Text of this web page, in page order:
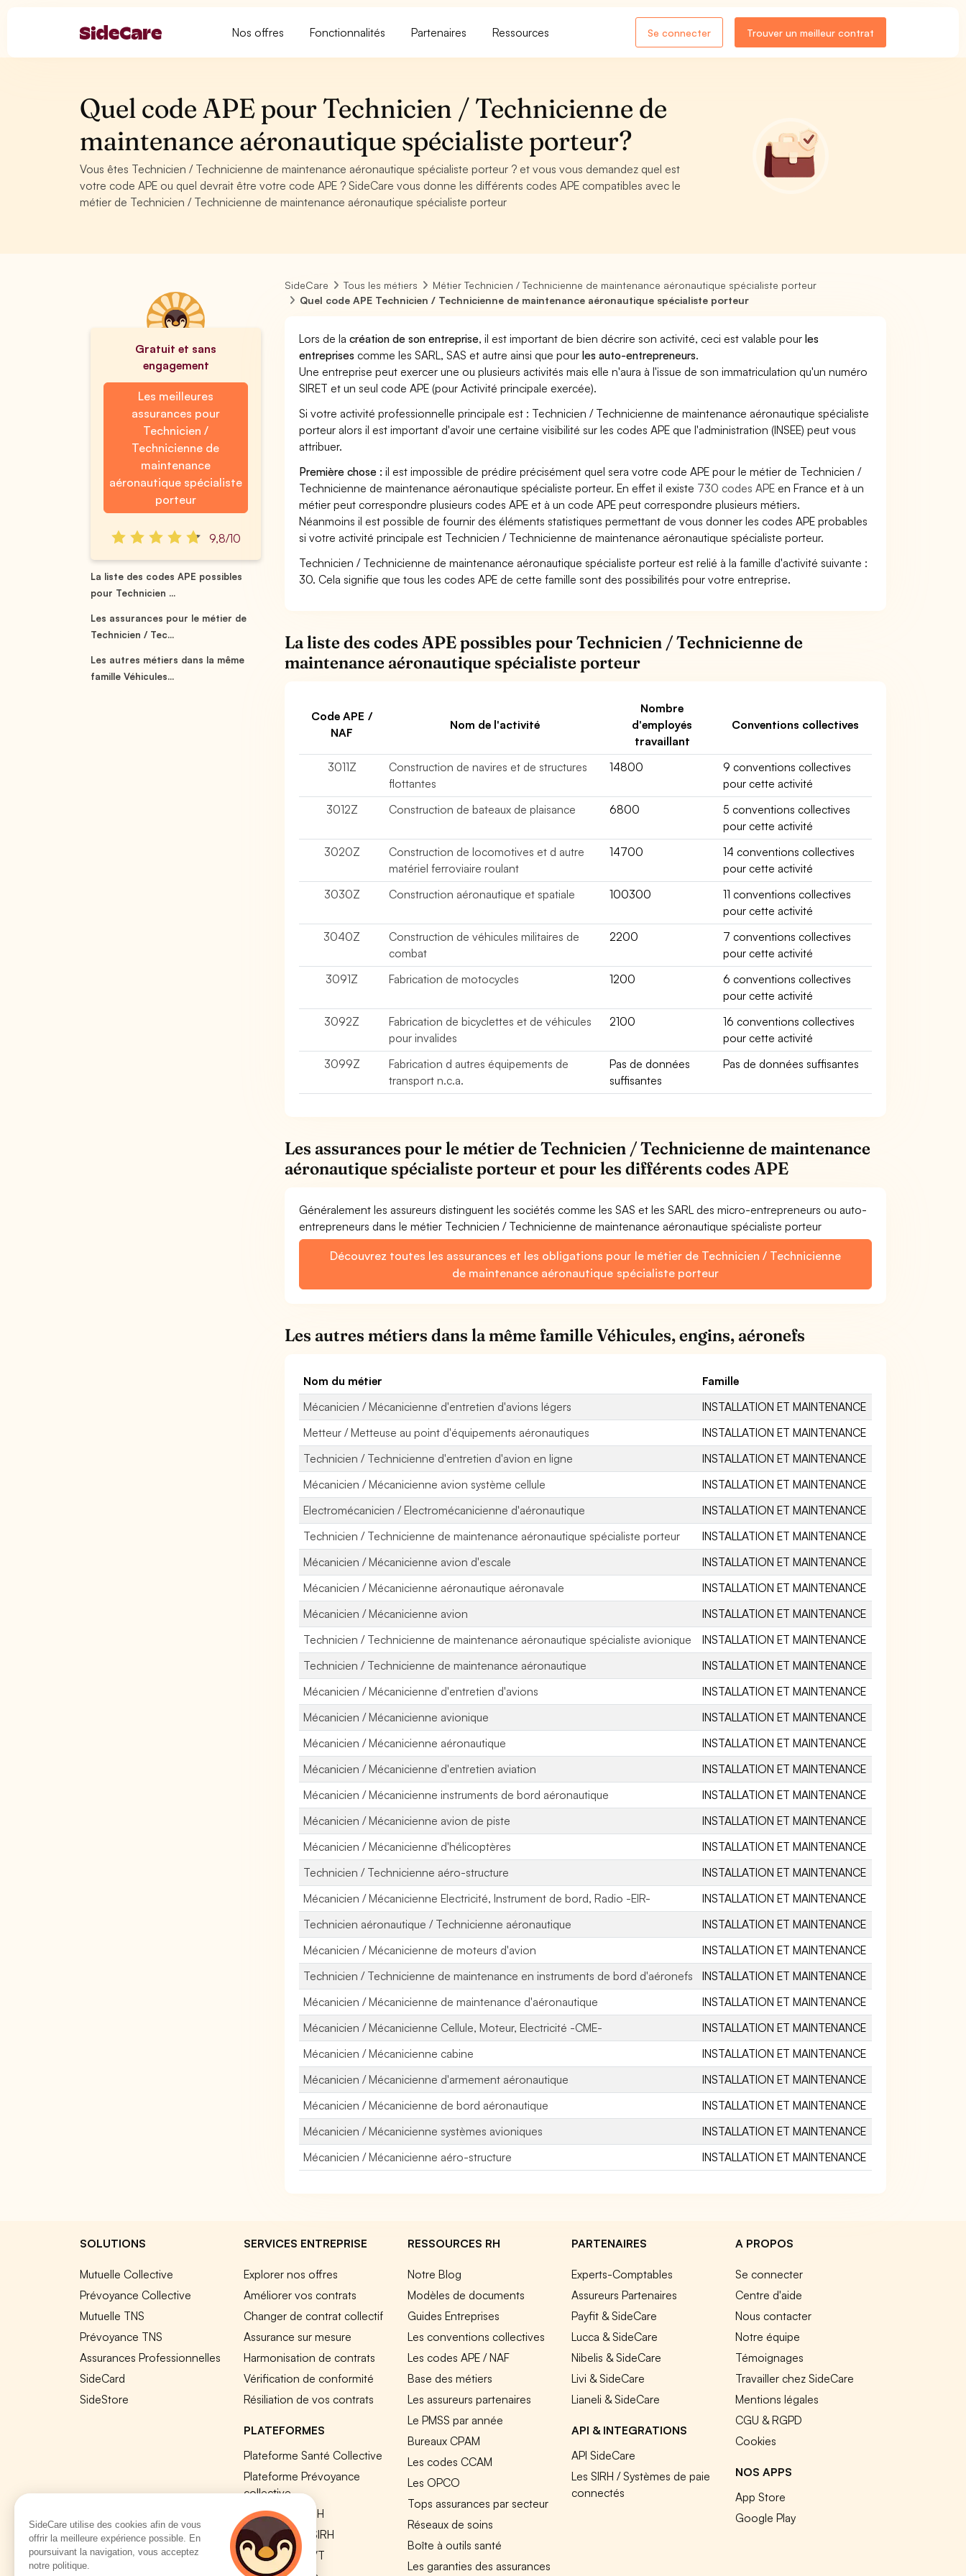
Nos offres Fonctionnalités Partenaires Ressources Se connecter Trouver un meilleur contrat
Quel code APE pour Technicien / Technicienne de
maintenance aéronautique spécialiste porteur?
Vous êtes Technicien / Technicienne de maintenance aéronautique spécialiste porteur ? et vous vous demandez quel est
votre code APE ou quel devrait être votre code APE ? SideCare vous donne les différents codes APE compatibles avec le
métier de Technicien / Technicienne de maintenance aéronautique spécialiste porteur
Gratuit et sans
engagement
Les meilleures
assurances pour
Technicien /
Technicienne de
maintenance
aéronautique spécialiste
porteur
9,8/10
La liste des codes APE possibles
pour Technicien ...
Les assurances pour le métier de
Technicien / Tec...
Les autres métiers dans la même
famille Véhicules...
SideCare Tous les métiers
Métier Technicien / Technicienne de maintenance aéronautique spécialiste porteur
Quel code APE Technicien / Technicienne de maintenance aéronautique spécialiste porteur
Lors de lacréation de son entreprise, il est important de bien décrire son activité, ceci est valable pourles
entreprises comme les SARL, SAS et autre ainsi que pourles auto-entrepreneurs.
Une entreprise peut exercer une ou plusieurs activités mais elle n'aura à l'issue de son immatriculation qu'un numéro
SIRET et un seul code APE (pour Activité principale exercée).
Si votre activité professionnelle principale est : Technicien / Technicienne de maintenance aéronautique spécialiste
porteur alors il est important d'avoir une certaine visibilité sur les codes APE que l'administration (INSEE) peut vous
attribuer.
Première chose : il est impossible de prédire précisément quel sera votre code APE pour le métier de Technicien /
Technicienne de maintenance aéronautique spécialiste porteur. En effet il existe 730 codes APE en France et à un
métier peut correspondre plusieurs codes APE et à un code APE peut correspondre plusieurs métiers.
Néanmoins il est possible de fournir des éléments statistiques permettant de vous donner les codes APE probables
si votre activité principale est Technicien / Technicienne de maintenance aéronautique spécialiste porteur.
Technicien / Technicienne de maintenance aéronautique spécialiste porteur est relié à la famille d'activité suivante :
30. Cela signifie que tous les codes APE de cette famille sont des possibilités pour votre entreprise.
La liste des codes APE possibles pour Technicien / Technicienne de
maintenance aéronautique spécialiste porteur
Code APE /
NAF
Nom de l'activité
Nombre
d'employés
travaillant
Conventions collectives
3011Z
Construction de navires et de structures
flottantes
14800
9 conventions collectives
pour cette activité
3012Z
Construction de bateaux de plaisance 6800
5 conventions collectives
pour cette activité
3020Z
Construction de locomotives et d autre
matériel ferroviaire roulant
14700
14 conventions collectives
pour cette activité
3030Z
Construction aéronautique et spatiale 100300
11 conventions collectives
pour cette activité
3040Z
Construction de véhicules militaires de
combat
2200
7 conventions collectives
pour cette activité
3091Z
Fabrication de motocycles 1200
6 conventions collectives
pour cette activité
3092Z
Fabrication de bicyclettes et de véhicules
pour invalides
2100
16 conventions collectives
pour cette activité
3099Z
Fabrication d autres équipements de
transport n.c.a.
Pas de données
suffisantes
Pas de données suffisantes
Les assurances pour le métier de Technicien / Technicienne de maintenance
aéronautique spécialiste porteur et pour les différents codes APE
Généralement les assureurs distinguent les sociétés comme les SAS et les SARL des micro-entrepreneurs ou auto-
entrepreneurs dans le métier Technicien / Technicienne de maintenance aéronautique spécialiste porteur
Découvrez toutes les assurances et les obligations pour le métier de Technicien / Technicienne
de maintenance aéronautique spécialiste porteur
Les autres métiers dans la même famille Véhicules, engins, aéronefs
Nom du métier
Famille
Mécanicien / Mécanicienne d'entretien d'avions légers
INSTALLATION ET MAINTENANCE
Metteur / Metteuse au point d'équipements aéronautiques
INSTALLATION ET MAINTENANCE
Technicien / Technicienne d'entretien d'avion en ligne
INSTALLATION ET MAINTENANCE
Mécanicien / Mécanicienne avion système cellule
INSTALLATION ET MAINTENANCE
Electromécanicien / Electromécanicienne d'aéronautique
INSTALLATION ET MAINTENANCE
Technicien / Technicienne de maintenance aéronautique spécialiste porteur
INSTALLATION ET MAINTENANCE
Mécanicien / Mécanicienne avion d'escale
INSTALLATION ET MAINTENANCE
Mécanicien / Mécanicienne aéronautique aéronavale
INSTALLATION ET MAINTENANCE
Mécanicien / Mécanicienne avion
INSTALLATION ET MAINTENANCE
Technicien / Technicienne de maintenance aéronautique spécialiste avionique
INSTALLATION ET MAINTENANCE
Technicien / Technicienne de maintenance aéronautique
INSTALLATION ET MAINTENANCE
Mécanicien / Mécanicienne d'entretien d'avions
INSTALLATION ET MAINTENANCE
Mécanicien / Mécanicienne avionique
INSTALLATION ET MAINTENANCE
Mécanicien / Mécanicienne aéronautique
INSTALLATION ET MAINTENANCE
Mécanicien / Mécanicienne d'entretien aviation
INSTALLATION ET MAINTENANCE
Mécanicien / Mécanicienne instruments de bord aéronautique
INSTALLATION ET MAINTENANCE
Mécanicien / Mécanicienne avion de piste
INSTALLATION ET MAINTENANCE
Mécanicien / Mécanicienne d'hélicoptères
INSTALLATION ET MAINTENANCE
Technicien / Technicienne aéro-structure
INSTALLATION ET MAINTENANCE
Mécanicien / Mécanicienne Electricité, Instrument de bord, Radio -EIR-
INSTALLATION ET MAINTENANCE
Technicien aéronautique / Technicienne aéronautique
INSTALLATION ET MAINTENANCE
Mécanicien / Mécanicienne de moteurs d'avion
INSTALLATION ET MAINTENANCE
Technicien / Technicienne de maintenance en instruments de bord d'aéronefs
INSTALLATION ET MAINTENANCE
Mécanicien / Mécanicienne de maintenance d'aéronautique
INSTALLATION ET MAINTENANCE
Mécanicien / Mécanicienne Cellule, Moteur, Electricité -CME-
INSTALLATION ET MAINTENANCE
Mécanicien / Mécanicienne cabine
INSTALLATION ET MAINTENANCE
Mécanicien / Mécanicienne d'armement aéronautique
INSTALLATION ET MAINTENANCE
Mécanicien / Mécanicienne de bord aéronautique
INSTALLATION ET MAINTENANCE
Mécanicien / Mécanicienne systèmes avioniques
INSTALLATION ET MAINTENANCE
Mécanicien / Mécanicienne aéro-structure
INSTALLATION ET MAINTENANCE
SOLUTIONS
Mutuelle Collective
Prévoyance Collective
Mutuelle TNS
Prévoyance TNS
Assurances Professionnelles
SideCard
SideStore
SERVICES ENTREPRISE
Explorer nos offres
Améliorer vos contrats
Changer de contrat collectif
Assurance sur mesure
Harmonisation de contrats
Vérification de conformité
Résiliation de vos contrats
PLATEFORMES
Plateforme Santé Collective
Plateforme Prévoyance
collective
Plateforme SIRH
Nos modules SIRH
Plateforme QVT
RESSOURCES RH
Notre Blog
Modèles de documents
Guides Entreprises
Les conventions collectives
Les codes APE / NAF
Base des métiers
Les assureurs partenaires
Le PMSS par année
Bureaux CPAM
Les codes CCAM
Les OPCO
Tops assurances par secteur
Réseaux de soins
Boîte à outils santé
Les garanties des assurances
PARTENAIRES
Experts-Comptables
Assureurs Partenaires
Payfit & SideCare
Lucca & SideCare
Nibelis & SideCare
Livi & SideCare
Lianeli & SideCare
API & INTEGRATIONS
API SideCare
Les SIRH / Systèmes de paie
connectés
A PROPOS
Se connecter
Centre d'aide
Nous contacter
Notre équipe
Témoignages
Travailler chez SideCare
Mentions légales
CGU & RGPD
Cookies
NOS APPS
App Store
Google Play
SideCare utilise des cookies afin de vous
offrir la meilleure expérience possible. En
poursuivant la navigation, vous acceptez
notre politique.